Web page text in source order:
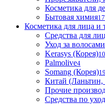
Косметика для
Бытовая химия17
Косметика для лица и
Cредства для
Уход за волосами
Kerasys (Корея)
Palmolive4
Somang (Корея)19
Китай
Прочие
Средства по